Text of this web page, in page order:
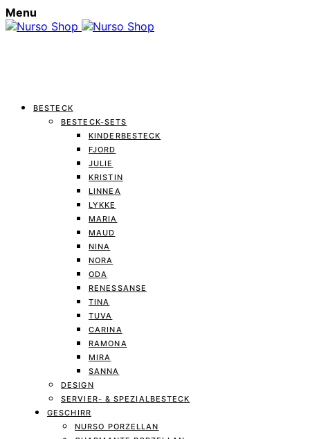
Menu
BESTECK
BESTECK-SETS
KINDERBESTECK
FJORD
JULIE
KRISTIN
LINNEA
LYKKE
MARIA
MAUD
NINA
NORA
ODA
RENESSANSE
TINA
TUVA
CARINA
RAMONA
MIRA
SANNA
DESIGN
SERVIER- & SPEZIALBESTECK
GESCHIRR
NURSO PORZELLAN